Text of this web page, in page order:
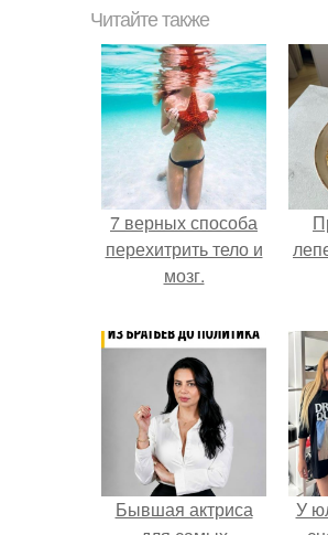
Читайте также
7 верных способа
перехитрить тело и
мозг.
Бывшая актриса
У